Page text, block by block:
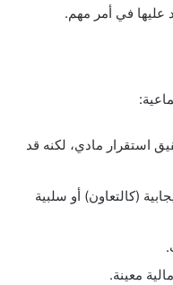
في أمر مهم.
استقرار مادي، لكنه قد
(كالتعاون) أو سلبية
معينة.
بالبراز في المنام:
ابن سيرين والنابلسي